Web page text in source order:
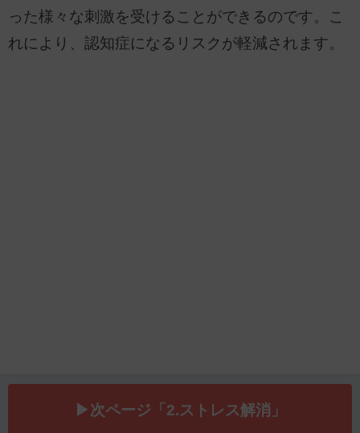
った様々な刺激を受けることができるのです。こ
れにより、認知症になるリスクが軽減されます。
▶次ページ「2.ストレス解消」